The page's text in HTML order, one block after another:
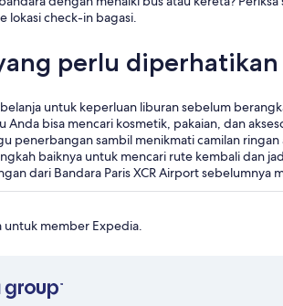
lokasi check-in bagasi.
perlu
untuk keperluan liburan sebelum
Anda bisa mencari kosmetik, pakaian, dan
penerbangan sambil menikmati camilan
baiknya untuk mencari rute kembali dan
dari Bandara Paris XCR Airport
untuk member Expedia.